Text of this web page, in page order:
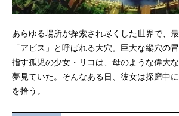
あらゆる場所が探索され尽くした世界で、
「アビス」と呼ばれる大穴。巨大な縦穴の
指す孤児の少女・リコは、母のような偉大
夢見ていた。そんなある日、彼女は探窟中
を拾う。